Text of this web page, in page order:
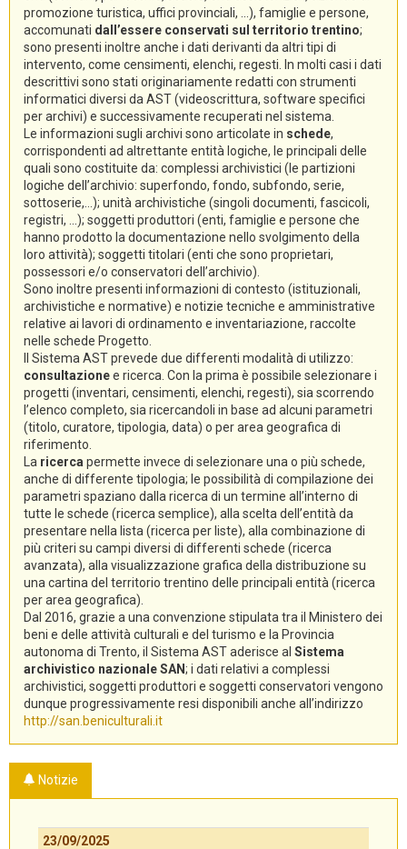
promozione turistica, uffici provinciali, ...), famiglie e persone,
accomunati dall’essere conservati sul territorio trentino;
sono presenti inoltre anche i dati derivanti da altri tipi di
intervento, come censimenti, elenchi, regesti. In molti casi i dati
descrittivi sono stati originariamente redatti con strumenti
informatici diversi da AST (videoscrittura, software specifici
per archivi) e successivamente recuperati nel sistema.
Le informazioni sugli archivi sono articolate in schede,
corrispondenti ad altrettante entità logiche, le principali delle
quali sono costituite da: complessi archivistici (le partizioni
logiche dell’archivio: superfondo, fondo, subfondo, serie,
sottoserie,...); unità archivistiche (singoli documenti, fascicoli,
registri, ...); soggetti produttori (enti, famiglie e persone che
hanno prodotto la documentazione nello svolgimento della
loro attività); soggetti titolari (enti che sono proprietari,
possessori e/o conservatori dell’archivio).
Sono inoltre presenti informazioni di contesto (istituzionali,
archivistiche e normative) e notizie tecniche e amministrative
relative ai lavori di ordinamento e inventariazione, raccolte
nelle schede Progetto.
Il Sistema AST prevede due differenti modalità di utilizzo:
consultazionee ricerca. Con la prima è possibile selezionare i
progetti (inventari, censimenti, elenchi, regesti), sia scorrendo
l’elenco completo, sia ricercandoli in base ad alcuni parametri
(titolo, curatore, tipologia, data) o per area geografica di
riferimento.
La ricerca permette invece di selezionare una o più schede,
anche di differente tipologia; le possibilità di compilazione dei
parametri spaziano dalla ricerca di un termine all’interno di
tutte le schede (ricerca semplice), alla scelta dell’entità da
presentare nella lista (ricerca per liste), alla combinazione di
più criteri su campi diversi di differenti schede (ricerca
avanzata), alla visualizzazione grafica della distribuzione su
una cartina del territorio trentino delle principali entità (ricerca
per area geografica).
Dal 2016, grazie a una convenzione stipulata tra il Ministero dei
beni e delle attività culturali e del turismo e la Provincia
autonoma di Trento, il Sistema AST aderisce al Sistema
archivistico nazionale SAN; i dati relativi a complessi
archivistici, soggetti produttori e soggetti conservatori vengono
dunque progressivamente resi disponibili anche all’indirizzo
http://san.beniculturali.it
Notizie
23/09/2025